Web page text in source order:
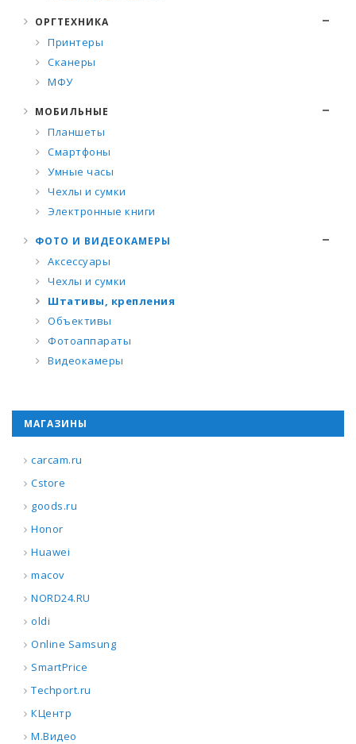
ОРГТЕХНИКА
Принтеры
Сканеры
МФУ
МОБИЛЬНЫЕ
Планшеты
Смартфоны
Умные часы
Чехлы и сумки
Электронные книги
ФОТО И ВИДЕОКАМЕРЫ
Аксессуары
Чехлы и сумки
Штативы, крепления
Объективы
Фотоаппараты
Видеокамеры
МАГАЗИНЫ
carcam.ru
Cstore
goods.ru
Honor
Huawei
macov
NORD24.RU
oldi
Online Samsung
SmartPrice
Techport.ru
КЦентр
М.Видео